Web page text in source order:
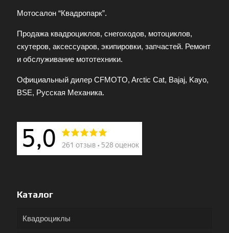
Мотосалон “Квадропарк”.
Продажа квадроциклов, снегоходов, мотоциклов,
скутеров, аксессуаров, экипировки, запчастей. Ремонт
и обслуживание мототехники.
Официальный дилер CFMOTO, Arctic Cat, Bajaj, Kayo,
BSE, Русская Механика.
Каталог
Квадроциклы